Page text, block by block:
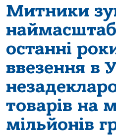
Митники
останні
ввезення в
товарів на
мільйонів